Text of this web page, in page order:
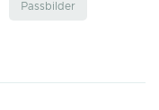
Passbilder